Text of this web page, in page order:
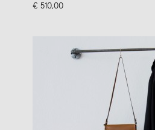
Regal aus Wasserrohr
€ 510,00